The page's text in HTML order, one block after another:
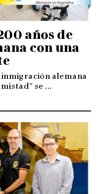
años de
con una
alemana
se ...